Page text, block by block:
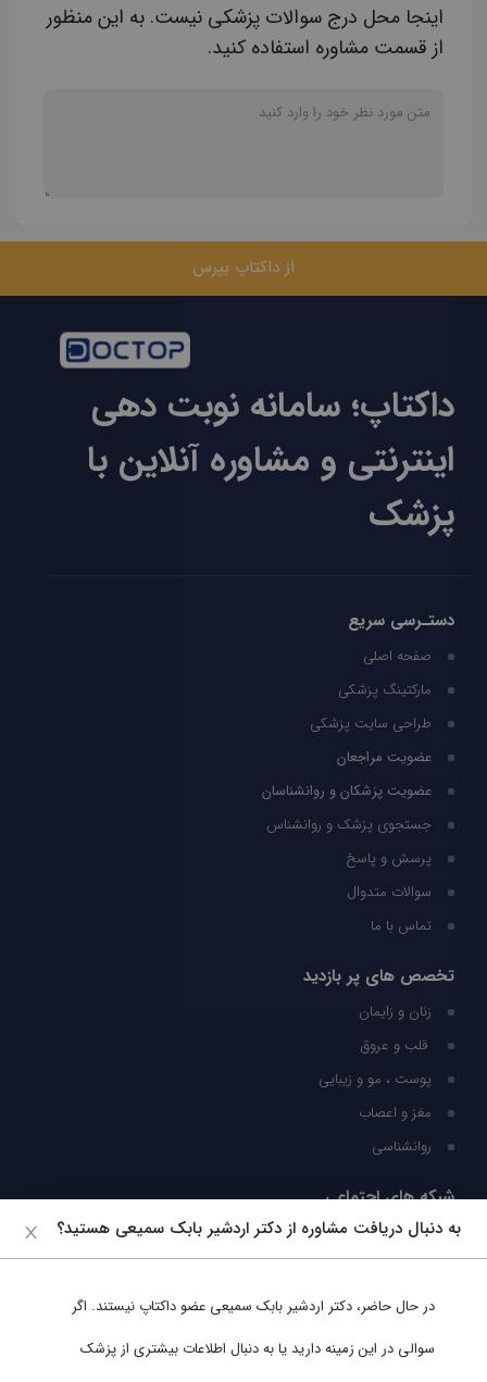
اینجا محل درج سوالات پزشکی نیست. به این منظور
از قسمت مشاوره استفاده کنید.
از داکتاپ بپرس
داکتاپ؛ سامانه نوبت دهی
اینترنتی و مشاوره آنلاین با
پزشک
دستـرسی سریع
صفحه اصلی
مارکتینگ پزشکی
طراحی سایت پزشکی
عضویت مراجعان
عضویت پزشکان و روانشناسان
جستجوی پزشک و روانشناس
پرسش و پاسخ
سوالات متدوال
تماس با ما
تخصص های پر بازدید
زنان و زایمان
قلب و عروق
پوست ، مو و زیبایی
مغز و اعصاب
روانشناسی
شبکه های اجتماعی
ما را در شبکه های اجتماعی دنبال کنید
به دنبال دریافت مشاوره از دکتر اردشیر بابک سمیعی هستید؟
در حال حاضر، دکتر اردشیر بابک سمیعی عضو داکتاپ نیستند. اگر
سوالی در این زمینه دارید یا به دنبال اطلاعات بیشتری از پزشک